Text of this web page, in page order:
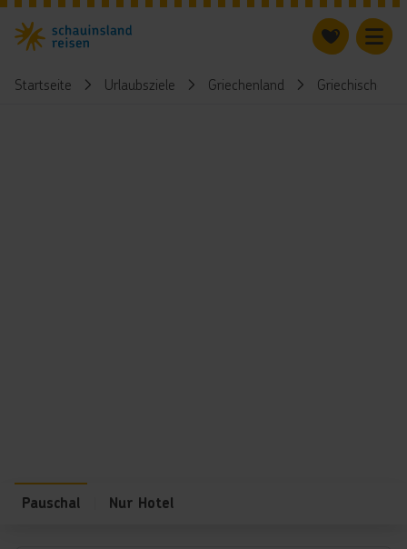
Startseite Urlaubsziele Griechenland Griechische
Pauschal Nur Hotel